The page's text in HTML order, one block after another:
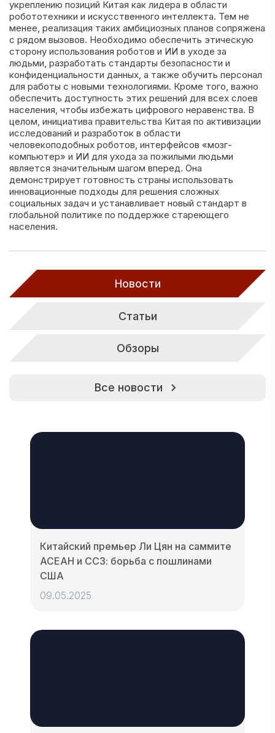
укреплению позиций Китая как лидера в области
робототехники и искусственного интеллекта. Тем не
менее, реализация таких амбициозных планов сопряжена
с рядом вызовов. Необходимо обеспечить этическую
сторону использования роботов и ИИ в уходе за
людьми, разработать стандарты безопасности и
конфиденциальности данных, а также обучить персонал
для работы с новыми технологиями. Кроме того, важно
обеспечить доступность этих решений для всех слоев
населения, чтобы избежать цифрового неравенства. В
целом, инициатива правительства Китая по активизации
исследований и разработок в области
человекоподобных роботов, интерфейсов «мозг-
компьютер» и ИИ для ухода за пожилыми людьми
является значительным шагом вперед. Она
демонстрирует готовность страны использовать
инновационные подходы для решения сложных
социальных задач и устанавливает новый стандарт в
глобальной политике по поддержке стареющего
населения.
Новости
Статьи
Обзоры
Все новости
Китайский премьер Ли Цян на саммите
АСЕАН и ССЗ: борьба с пошлинами
США
09.05.2025